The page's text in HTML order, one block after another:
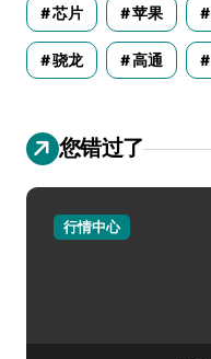
芯片 苹果
骁龙 高通
您错过了
行情中心